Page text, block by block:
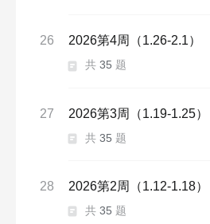
26 2026第4周（1.26-2.1）
共 35 题
27 2026第3周（1.19-1.25）
共 35 题
28 2026第2周（1.12-1.18）
共 35 题